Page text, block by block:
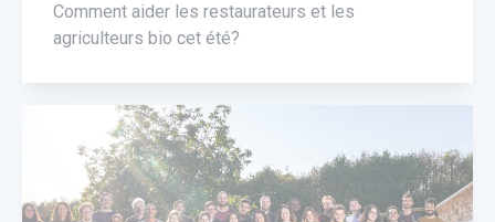
Comment aider les restaurateurs et les
agriculteurs bio cet été?